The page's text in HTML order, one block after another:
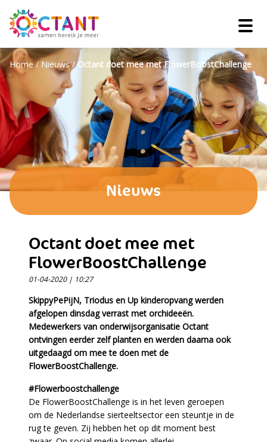
Home/Nieuws/Octant doet mee met FlowerBoostChallenge
Nieuws
Octant doet mee met
FlowerBoostChallenge
01-04-2020 | 10:27
SkippyPePijN, Triodus en Up kinderopvang werden
afgelopen dinsdag verrast met orchideeën.
Medewerkers van onderwijsorganisatie Octant
ontvingen eerder zelf planten en werden daarna ook
uitgedaagd om mee te doen met de
FlowerBoostChallenge.
#Flowerboostchallenge
De FlowerBoostChallenge is in het leven geroepen
om de Nederlandse sierteeltsector een steuntje in de
rug te geven. Zij hebben het op dit moment best